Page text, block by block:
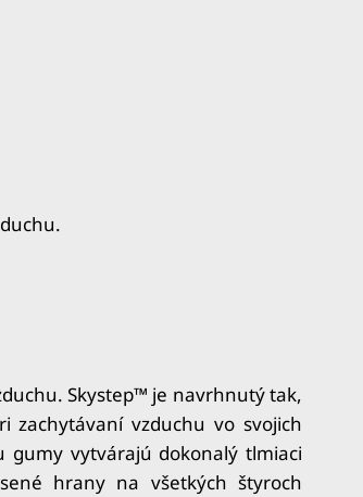
Skystep™ je navrhnutý tak,
zachytávaní vzduchu vo svojich
gumy vytvárajú dokonalý tlmiaci
hrany na všetkých štyroch